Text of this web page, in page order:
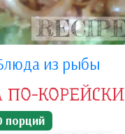
из рыбы
ПО-КОРЕЙСКИ
порций